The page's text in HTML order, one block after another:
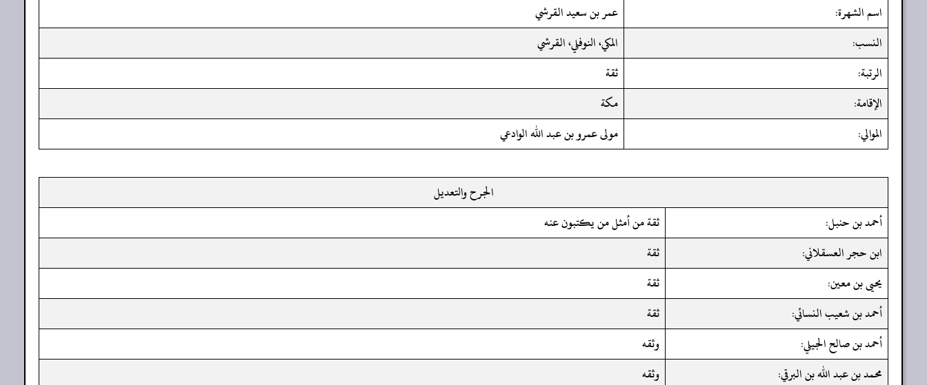
اسم الشهرة:
عمر بن سعيد القرشي
النسب:
المكي، النوفلي، القرشي
الرتبة:
ثقة
الإقامة:
مكة
الموالي:
مولى عمرو بن عبد الله الوادعي
الجرح والتعديل
أحمد بن حنبل:
ثقة من أمثل من يكتبون عنه
ابن حجر العسقلاني:
ثقة
يحيى بن معين:
ثقة
أحمد بن شعيب النسائي:
ثقة
أحمد بن صالح الجيلي:
وثقه
محمد بن عبد الله بن البرقي:
وثقه